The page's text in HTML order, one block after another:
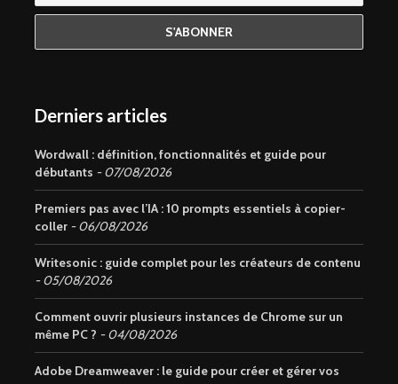
Derniers articles
Wordwall : définition, fonctionnalités et guide pour
débutants
07/08/2026
Premiers pas avec l’IA : 10 prompts essentiels à copier-
coller
06/08/2026
Writesonic : guide complet pour les créateurs de contenu
05/08/2026
Comment ouvrir plusieurs instances de Chrome sur un
même PC ?
04/08/2026
Adobe Dreamweaver : le guide pour créer et gérer vos